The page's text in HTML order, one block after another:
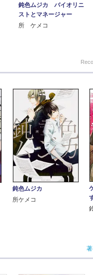
鈍色ムジカ バイオリニ
ストとマネージャー
所 ケメコ
鈍色ムジカ
所ケメコ